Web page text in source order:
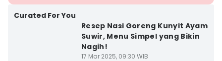
Curated For You
Resep Nasi Goreng Kunyit Ayam
Suwir, Menu Simpel yang Bikin
Nagih!
17 Mar 2025, 09:30 WIB